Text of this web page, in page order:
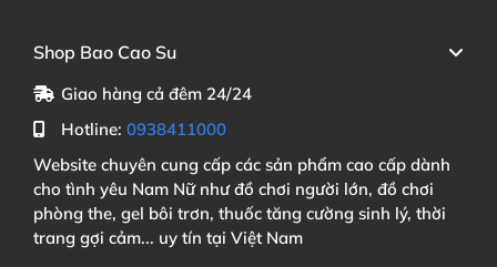
Shop Bao Cao Su
Giao hàng cả đêm 24/24
Hotline: 0938411000
Website chuyên cung cấp các sản phẩm cao cấp dành
cho tình yêu Nam Nữ như đồ chơi người lớn, đồ chơi
phòng the, gel bôi trơn, thuốc tăng cường sinh lý, thời
trang gợi cảm... uy tín tại Việt Nam